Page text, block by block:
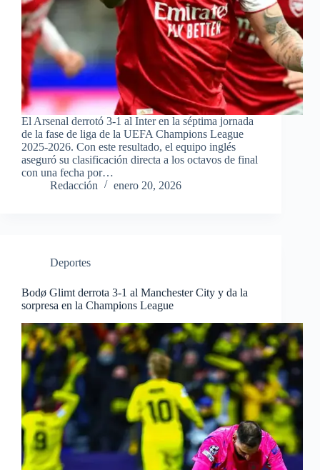
El Arsenal derrotó 3-1 al Inter en la séptima jornada
de la fase de liga de la UEFA Champions League
2025-2026. Con este resultado, el equipo inglés
aseguró su clasificación directa a los octavos de final
con una fecha por…
Redacción
enero 20, 2026
Deportes
Bodø Glimt derrota 3-1 al Manchester City y da la
sorpresa en la Champions League